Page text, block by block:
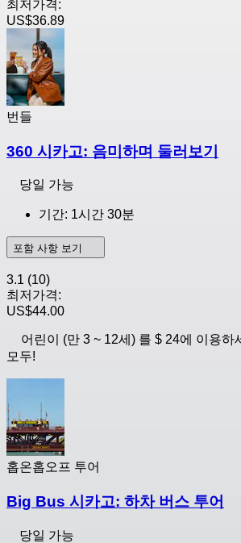
최저가격:
US$36.89
번들
360 시카고: 음미하며 둘러보기
당일 가능
기간: 1시간 30분
포함 사항 보기
3.1 (10)
최저가격:
US$44.00
어린이 (만 3 ~ 12세) 를 $ 24에 이용하
모두!
홉온홉오프 투어
Big Bus 시카고: 하차 버스 투어
당일 가능